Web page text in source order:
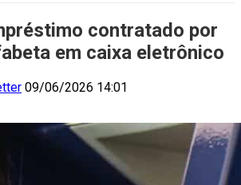
contratado por
em caixa eletrônico
09/06/2026 14:01